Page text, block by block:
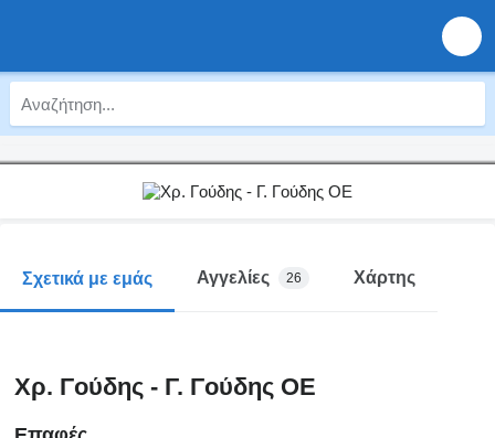
Σχετικά με εμάς Αγγελίες 26 Χάρτης
Χρ. Γούδης - Γ. Γούδης ΟΕ